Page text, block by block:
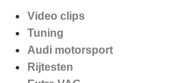
Video clips
Tuning
Audi motorsport
Rijtesten